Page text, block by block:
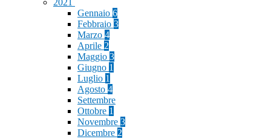
2021
Gennaio 6
Febbraio 3
Marzo 4
Aprile 2
Maggio 3
Giugno 1
Luglio 1
Agosto 4
Settembre
Ottobre 1
Novembre 3
Dicembre 2